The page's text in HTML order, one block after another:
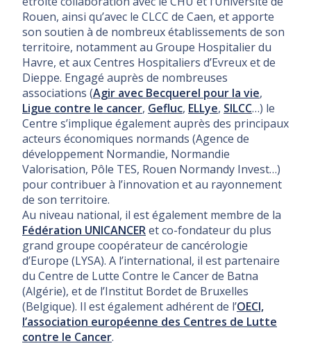
Rouen, ainsi qu’avec le CLCC de Caen, et apporte
son soutien à de nombreux établissements de son
territoire, notamment au Groupe Hospitalier du
Havre, et aux Centres Hospitaliers d’Evreux et de
Dieppe. Engagé auprès de nombreuses
associations (Agir avec Becquerel pour la vie,
Ligue contre le cancer, Gefluc, ELLye, SILCC…) le
Centre s’implique également auprès des principaux
acteurs économiques normands (Agence de
développement Normandie, Normandie
Valorisation, Pôle TES, Rouen Normandy Invest…)
pour contribuer à l’innovation et au rayonnement
de son territoire.
Au niveau national, il est également membre de la
Fédération UNICANCERet co-fondateur du plus
grand groupe coopérateur de cancérologie
d’Europe (LYSA). A l’international, il est partenaire
du Centre de Lutte Contre le Cancer de Batna
(Algérie), et de l’Institut Bordet de Bruxelles
(Belgique). Il est également adhérent de l’OECI,
l’association européenne des Centres de Lutte
contre le Cancer.